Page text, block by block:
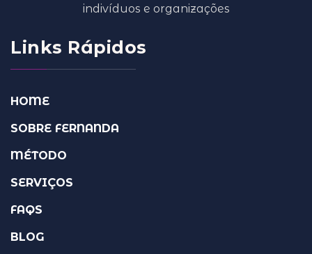
indivíduos e organizações
Links Rápidos
HOME
SOBRE FERNANDA
MÉTODO
SERVIÇOS
FAQS
BLOG